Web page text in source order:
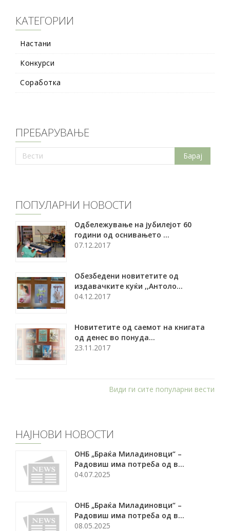
КАТЕГОРИИ
Настани
Конкурси
Соработка
ПРЕБАРУВАЊЕ
ПОПУЛАРНИ НОВОСТИ
Oдбележување на јубилејот 60
години од оснивањето ...
07.12.2017
Обезбедени новитетите од
издавачките куќи ,,Антоло...
04.12.2017
Новитетите од саемот на книгата
од денес во понуда...
23.11.2017
Види ги сите популарни вести
НАЈНОВИ НОВОСТИ
ОНБ „Браќа Миладиновци“ –
Радовиш има потреба од в...
04.07.2025
ОНБ „Браќа Миладиновци“ –
Радовиш има потреба од в...
08.05.2025